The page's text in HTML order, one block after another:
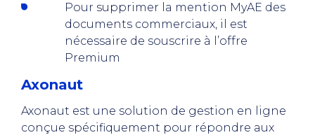
Pour supprimer la mention MyAE des
documents commerciaux, il est
nécessaire de souscrire à l’offre
Premium
Axonaut
Axonaut est une solution de gestion en ligne
conçue spécifiquement pour répondre aux